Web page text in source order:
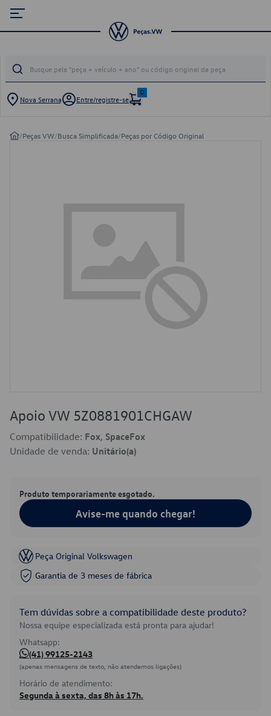
Nova Serrana Entre/registre-se
0
/Peças VW/Busca Simplificada/Peças por Código Original
Apoio VW 5Z0881901CHGAW
Compatibilidade: Fox, SpaceFox
Unidade de venda: Unitário(a)
Produto temporariamente esgotado.
Avise-me quando chegar!
Peça Original Volkswagen
Garantia de 3 meses de fábrica
Tem dúvidas sobre a compatibilidade deste produto?
Nossa equipe especializada está pronta para ajudar!
Whatsapp:
(41) 99125-2143
(apenas mensagens de texto, não atendemos ligações)
Horário de atendimento:
Segunda à sexta, das 8h às 17h.